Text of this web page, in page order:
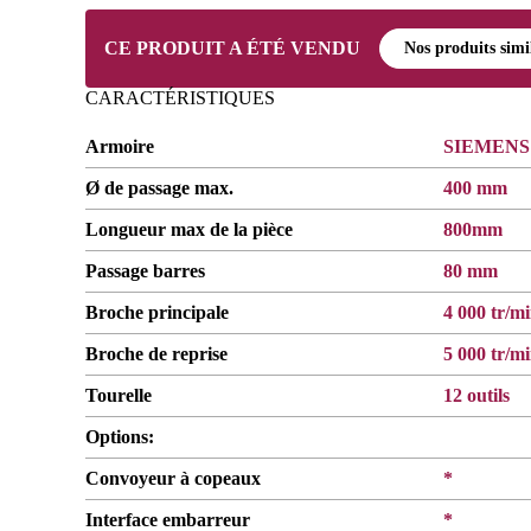
CE PRODUIT A ÉTÉ VENDU Nos produits
CARACTÉRISTIQUES
Armoire SIEMENS
Ø de passage max. 400 mm
Longueur max de la pièce 800mm
Passage barres 80 mm
Broche principale 4 000 tr/
Broche de reprise 5 000 tr/
Tourelle 12 outils
Options:
Convoyeur à copeaux *
Interface embarreur *